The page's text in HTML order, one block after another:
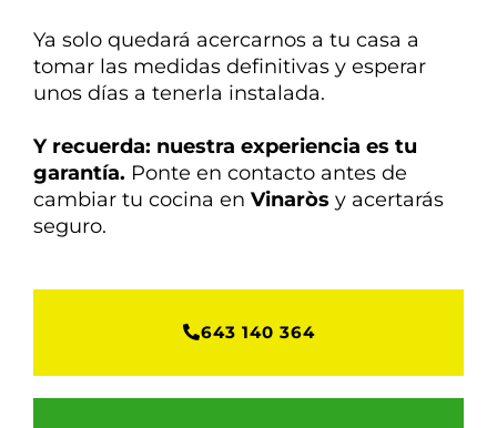
Ya solo quedará acercarnos a tu casa a
tomar las medidas definitivas y esperar
unos días a tenerla instalada.
Y recuerda: nuestra experiencia es tu
garantía. Ponte en contacto antes de
cambiar tu cocina en Vinaròs y acertarás
seguro.
643 140 364